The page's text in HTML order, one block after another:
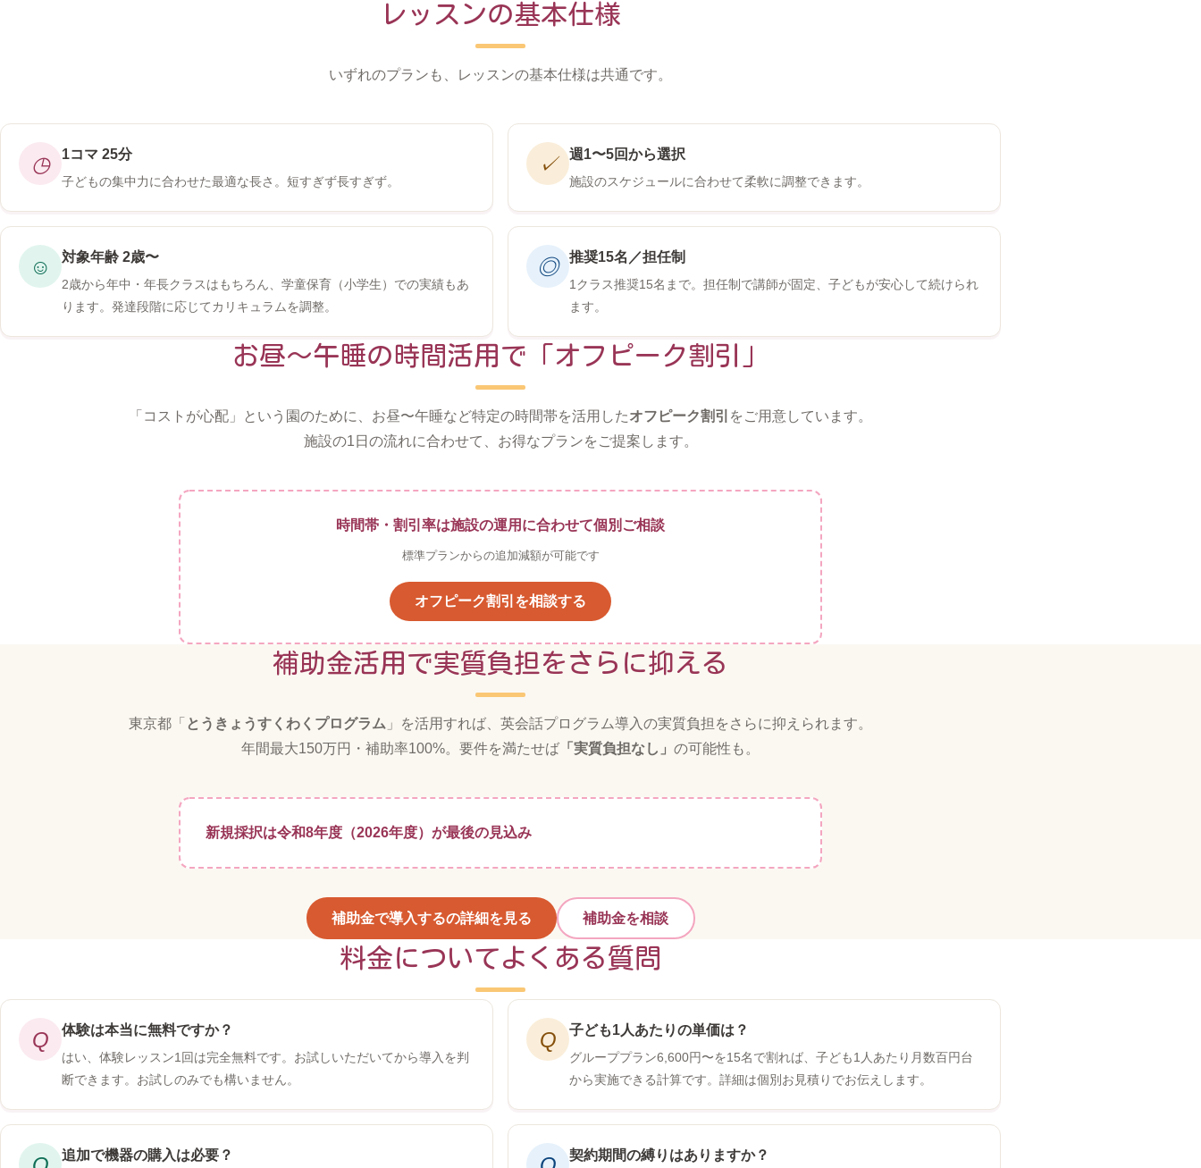
レッスンの基本仕様
いずれのプランも、レッスンの基本仕様は共通です。
◷ 1コマ 25分
子どもの集中力に合わせた最適な長さ。短すぎず長すぎず。
✓ 週1〜5回から選択
施設のスケジュールに合わせて柔軟に調整できます。
☺ 対象年齢 2歳〜
2歳から年中・年長クラスはもちろん、学童保育（小学生）での実績もあ
ります。発達段階に応じてカリキュラムを調整。
◎ 推奨15名／担任制
1クラス推奨15名まで。担任制で講師が固定、子どもが安心して続けられ
ます。
お昼〜午睡の時間活用で「オフピーク割引」
「コストが心配」という園のために、お昼〜午睡など特定の時間帯を活用したオフピーク割引 をご用意しています。
施設の1日の流れに合わせて、お得なプランをご提案します。
時間帯・割引率は施設の運用に合わせて個別ご相談
標準プランからの追加減額が可能です
オフピーク割引を相談する
補助金活用で実質負担をさらに抑える
東京都「 とうきょうすくわくプログラム 」を活用すれば、英会話プログラム導入の実質負担をさらに抑えられます。
年間最大150万円・補助率100%。要件を満たせば 「実質負担なし」 の可能性も。
新規採択は令和8年度（2026年度）が最後の見込み
補助金で導入するの詳細を見る 補助金を相談
料金についてよくある質問
Q 体験は本当に無料ですか？
はい、体験レッスン1回は完全無料です。お試しいただいてから導入を判
断できます。お試しのみでも構いません。
Q 子ども1人あたりの単価は？
グループプラン6,600円〜を15名で割れば、子ども1人あたり月数百円台
から実施できる計算です。詳細は個別お見積りでお伝えします。
追加で機器の購入は必要？ 契約期間の縛りはありますか？